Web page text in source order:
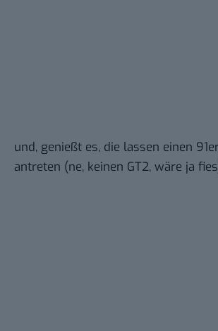
und, genießt es, die lassen einen
antreten (ne, keinen GT2, wäre ja